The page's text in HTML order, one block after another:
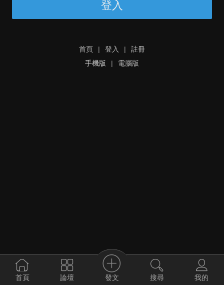
登入
首頁 | 登入 |
註冊
手機版
| 電腦版
首頁 論壇 發文 搜尋 我的